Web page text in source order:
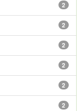
2
2
2
2
2
2